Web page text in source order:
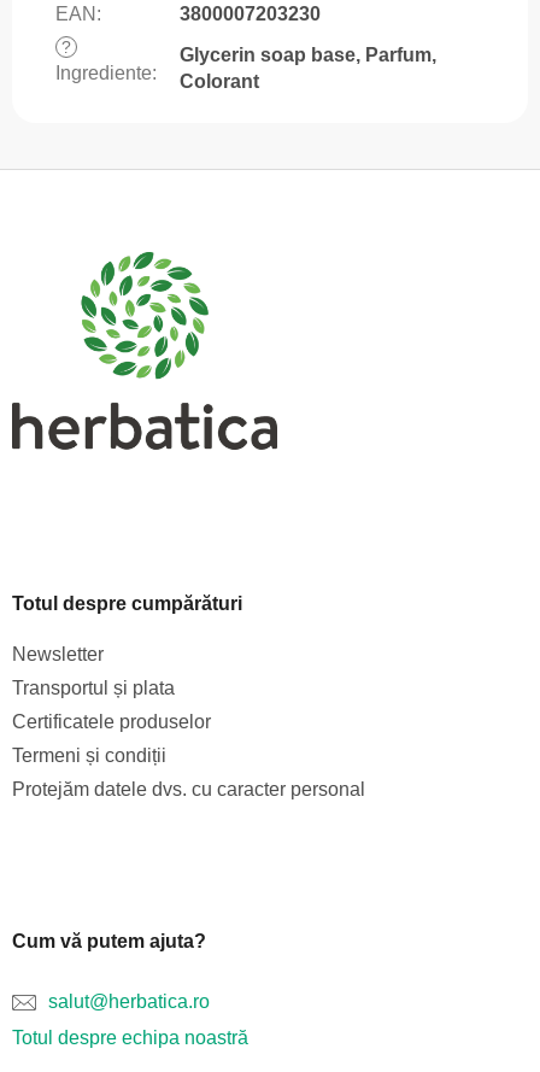
EAN : 3800007203230
?
Ingrediente:
Glycerin soap base, Parfum,
Colorant
Totul despre cumpărături
Newsletter
Transportul și plata
Certificatele produselor
Termeni și condiții
Protejăm datele dvs. cu caracter personal
Cum vă putem ajuta?
salut@herbatica.ro
Totul despre echipa noastră